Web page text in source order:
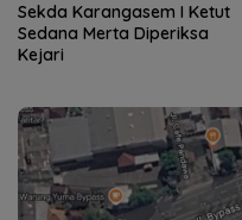
Sekda Karangasem I Ketut
Sedana Merta Diperiksa
Kejari